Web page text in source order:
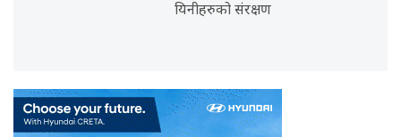
यिनीहरुको संरक्षण